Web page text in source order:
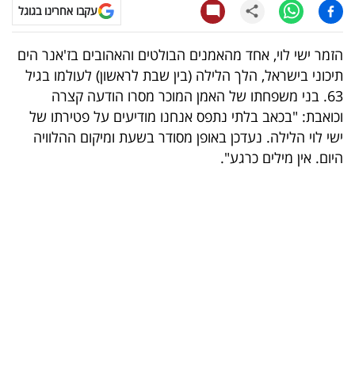
עסקי
ספורט
קריירה
ולימודים
מינויים
עקבו אחרינו בגוגל
הזמר ישי לוי, אחד מהאמנים הבולטים והאהובים בז'אנר הים
תיכוני בישראל, הלך הלילה (בין שבת לראשון) לעולמו בגיל
63. בני משפחתו של האמן המוכר מסרו הודעה קצרה
וכואבת: "בכאב בלתי נתפס אנחנו מודיעים על פטירתו של
ישי לוי הלילה. נעדכן באופן מסודר בשעת ומיקום ההלוויה
היום. אין מילים כרגע".